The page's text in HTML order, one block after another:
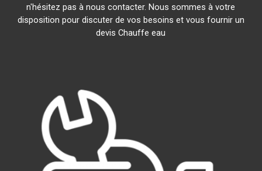
n'hésitez pas à nous contacter. Nous sommes à votre
disposition pour discuter de vos besoins et vous fournir un
devis Chauffe eau